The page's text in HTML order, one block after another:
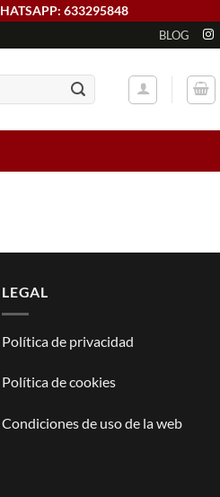
633295848
BLOG
LEGAL
Política de privacidad
Política de cookies
Condiciones de uso de la web